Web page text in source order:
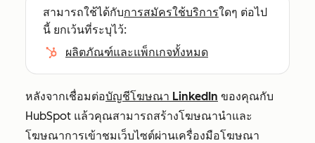
สามารถใช้ได้กับการสมัครใช้บริการใดๆ ต่อไป
นี้ ยกเว้นที่ระบุไว้:
ผลิตภัณฑ์และแพ็กเกจทั้งหมด
หลังจากเชื่อมต่อบัญชีโฆษณา LinkedIn ของคุณกับ
HubSpot แล้วคุณสามารถสร้างโฆษณานำและ
โฆษณาการเข้าชมเว็บไซต์ผ่านเครื่องมือโฆษณา